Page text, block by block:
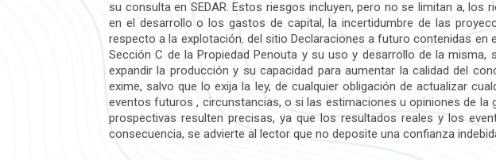
su consulta en SEDAR. Estos riesgos incluyen, pero no se limitan a,
en el desarrollo o los gastos de capital, la incertidumbre de las
respecto a la explotación. del sitio Declaraciones a futuro contenidas en
Sección C de la Propiedad Penouta y su uso y desarrollo de la
expandir la producción y su capacidad para aumentar la calidad del
exime, salvo que lo exija la ley, de cualquier obligación de actualizar
eventos futuros , circunstancias, o si las estimaciones u opiniones de la
prospectivas resulten precisas, ya que los resultados reales y los
consecuencia, se advierte al lector que no deposite una confianza